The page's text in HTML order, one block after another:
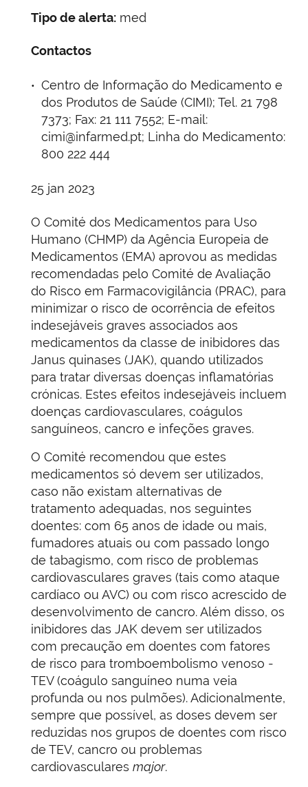
Tipo de alerta: med
Contactos
Centro de Informação do Medicamento e
dos Produtos de Saúde (CIMI); Tel. 21 798
7373; Fax: 21 111 7552; E-mail:
cimi@infarmed.pt; Linha do Medicamento:
800 222 444
25 jan 2023
O Comité dos Medicamentos para Uso
Humano (CHMP) da Agência Europeia de
Medicamentos (EMA) aprovou as medidas
recomendadas pelo Comité de Avaliação
do Risco em Farmacovigilância (PRAC), para
minimizar o risco de ocorrência de efeitos
indesejáveis graves associados aos
medicamentos da classe de inibidores das
Janus quinases (JAK), quando utilizados
para tratar diversas doenças inflamatórias
crónicas. Estes efeitos indesejáveis incluem
doenças cardiovasculares, coágulos
sanguíneos, cancro e infeções graves.
O Comité recomendou que estes
medicamentos só devem ser utilizados,
caso não existam alternativas de
tratamento adequadas, nos seguintes
doentes: com 65 anos de idade ou mais,
fumadores atuais ou com passado longo
de tabagismo, com risco de problemas
cardiovasculares graves (tais como ataque
cardíaco ou AVC) ou com risco acrescido de
desenvolvimento de cancro. Além disso, os
inibidores das JAK devem ser utilizados
com precaução em doentes com fatores
de risco para tromboembolismo venoso -
TEV (coágulo sanguíneo numa veia
profunda ou nos pulmões). Adicionalmente,
sempre que possível, as doses devem ser
reduzidas nos grupos de doentes com risco
de TEV, cancro ou problemas
cardiovasculares major.